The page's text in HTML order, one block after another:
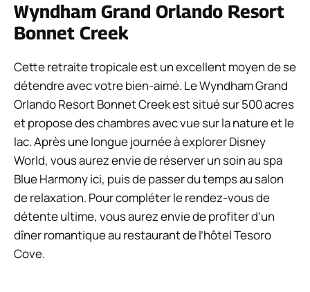
Wyndham Grand Orlando Resort
Bonnet Creek
Cette retraite tropicale est un excellent moyen de se
détendre avec votre bien-aimé. Le Wyndham Grand
Orlando Resort Bonnet Creek est situé sur 500 acres
et propose des chambres avec vue sur la nature et le
lac. Après une longue journée à explorer Disney
World, vous aurez envie de réserver un soin au spa
Blue Harmony ici, puis de passer du temps au salon
de relaxation. Pour compléter le rendez-vous de
détente ultime, vous aurez envie de profiter d’un
dîner romantique au restaurant de l’hôtel Tesoro
Cove.